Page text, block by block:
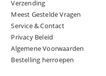
Verzending
Meest Gestelde Vragen
Service & Contact
Privacy Beleid
Algemene Voorwaarden
Bestelling herroepen